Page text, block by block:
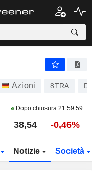
Azioni 8TRA
Dopo chiusura 21:59:59
38,54 -0,46%
Notizie Società